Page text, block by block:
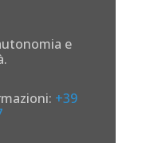
e
+39